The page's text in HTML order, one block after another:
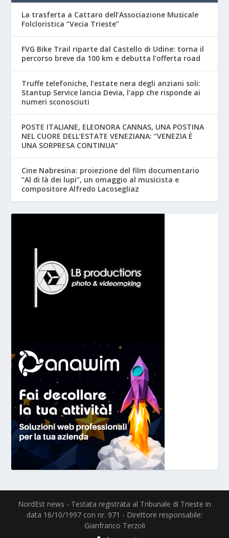
La trasferta a Cattaro dell’Associazione Musicale
Folcloristica “Vecia Trieste”
FVG Bike Trail riparte dal Castello di Udine: torna il
percorso breve da 100 km e debutta l’offerta road
Truffe telefoniche, l’estate nera degli anziani soli:
Stantup Service lancia Devia, l’app che risponde ai
numeri sconosciuti
POSTE ITALIANE, ELEONORA CANNAS, UNA POSTINA
NEL CUORE DELL’ESTATE VENEZIANA: “VENEZIA È
UNA SORPRESA CONTINUA”
Cine Nabresina: proiezione del film documentario
“Al di là dei lupi”, un omaggio al musicista e
compositore Alfredo Lacosegliaz
NordEst news - Testata registrata al Tribunale di Trieste in
data 16/10/1997 con nr. 971 - Direttore responsabile:
Gianfranco Terzoli